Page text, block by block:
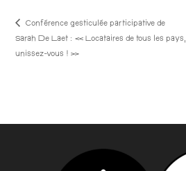
Conférence gesticulée participative de
Sarah De Laet : « Locataires de tous les pays,
unissez-vous ! »